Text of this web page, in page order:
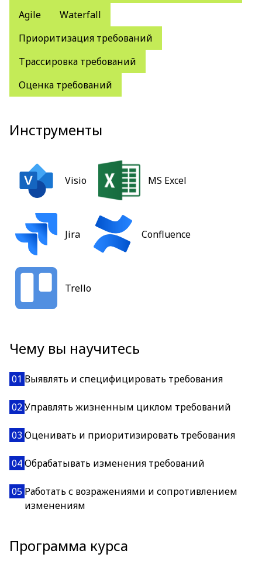
Agile
Waterfall
Приоритизация требований
Трассировка требований
Оценка требований
Инструменты
Visio MS Excel
Jira Confluence
Trello
Чему вы научитесь
01 Выявлять и специфицировать требования
02Управлять жизненным циклом требований
03 Оценивать и приоритизировать требования
04Обрабатывать изменения требований
05 Работать с возражениями и сопротивлением
изменениям
Программа курса